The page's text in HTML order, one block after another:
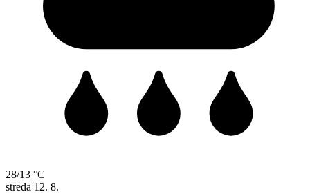
28/13 °C
streda 12. 8.